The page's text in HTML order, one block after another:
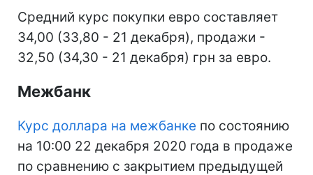
Средний курс покупки евро составляет
34,00 (33,80 - 21 декабря), продажи -
32,50 (34,30 - 21 декабря) грн за евро.
Межбанк
Курс доллара на межбанке по состоянию
на 10:00 22 декабря 2020 года в продаже
по сравнению с закрытием предыдущей